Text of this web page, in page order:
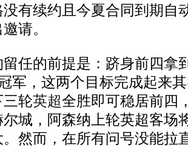
有续约且今夏合同到期自
请。
的前提是：跻身前四拿
军，这两个目标完成起来
轮英超全胜即可稳居前四
城，阿森纳上轮英超客场
然而，在所有问号没能拉